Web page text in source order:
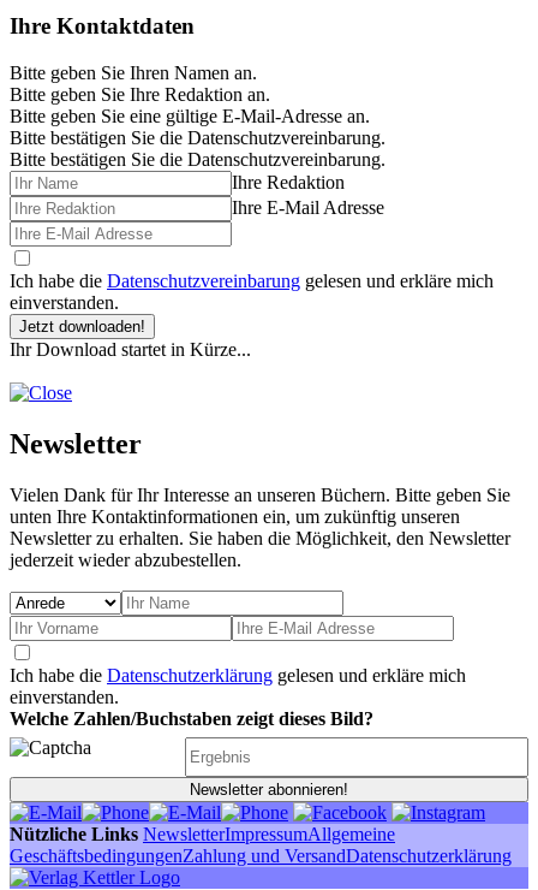
Ihre Kontaktdaten
Bitte geben Sie Ihren Namen an.
Bitte geben Sie Ihre Redaktion an.
Bitte geben Sie eine gültige E-Mail-Adresse an.
Bitte bestätigen Sie die Datenschutzvereinbarung.
Bitte bestätigen Sie die Datenschutzvereinbarung.
Ihre Redaktion
Ihre E-Mail Adresse
Ich habe die Datenschutzvereinbarung gelesen und erkläre mich
einverstanden.
Jetzt downloaden!
Ihr Download startet in Kürze...
Newsletter
Vielen Dank für Ihr Interesse an unseren Büchern. Bitte geben Sie
unten Ihre Kontaktinformationen ein, um zukünftig unseren
Newsletter zu erhalten. Sie haben die Möglichkeit, den Newsletter
jederzeit wieder abzubestellen.
Ich habe die Datenschutzerklärung gelesen und erkläre mich
einverstanden.
Welche Zahlen/Buchstaben zeigt dieses Bild?
Newsletter abonnieren!
Nützliche Links NewsletterImpressumAllgemeine
GeschäftsbedingungenZahlung und VersandDatenschutzerklärung